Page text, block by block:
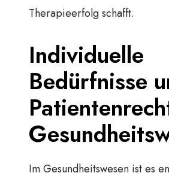
Therapieerfolg schafft.
Individuelle
Bedürfnisse
Im Gesundheitswesen ist es